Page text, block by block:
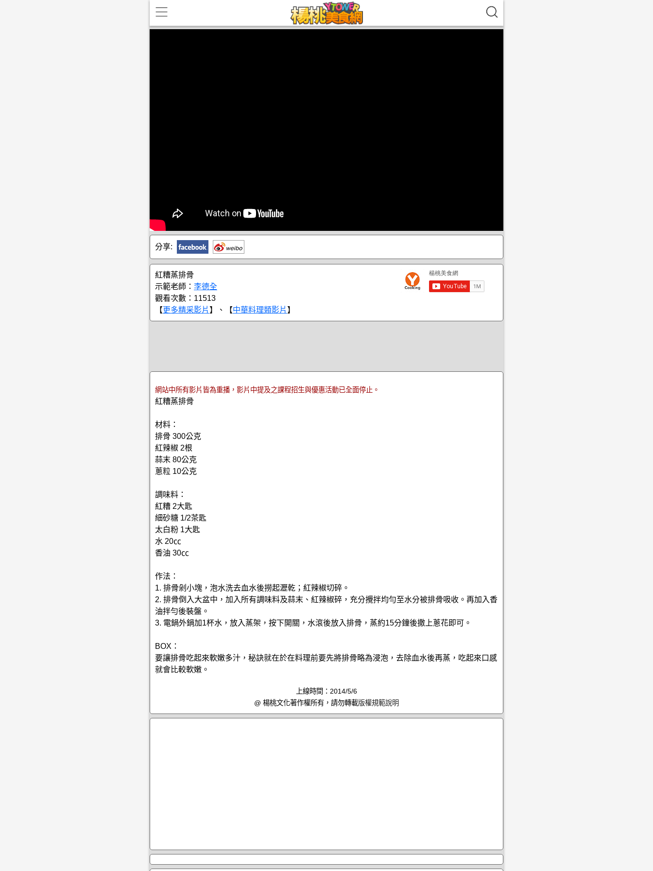
分享:
紅糟蒸排骨
示範老師： 李德全
觀看次數：11513
【更多精采影片 】、【中華料理類影片 】
網站中所有影片皆為重播，影片中提及之課程招生與優惠活動已全面停止。
紅糟蒸排骨
材料：
排骨 300公克
紅辣椒 2根
蒜末 80公克
蔥粒 10公克
調味料：
紅糟 2大匙
細砂糖 1/2茶匙
太白粉 1大匙
水 20㏄
香油 30㏄
作法：
1. 排骨剁小塊，泡水洗去血水後撈起瀝乾；紅辣椒切碎。
2. 排骨倒入大盆中，加入所有調味料及蒜末、紅辣椒碎，充分攪拌均勻至水分被排骨吸收。再加入香
油拌勻後裝盤。
3. 電鍋外鍋加1杯水，放入蒸架，按下開關，水滾後放入排骨，蒸約15分鐘後撒上蔥花即可。
BOX：
要讓排骨吃起來軟嫩多汁，秘訣就在於在料理前要先將排骨略為浸泡，去除血水後再蒸，吃起來口感
就會比較軟嫩。
上線時間：2014/5/6
@ 楊桃文化著作權所有，請勿轉載版權規範說明